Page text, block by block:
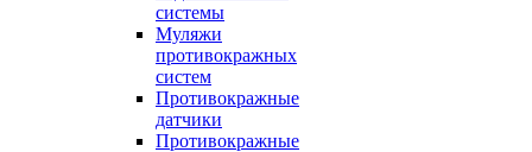
системы
Муляжи
противокражных
систем
Противокражные
датчики
Противокражные